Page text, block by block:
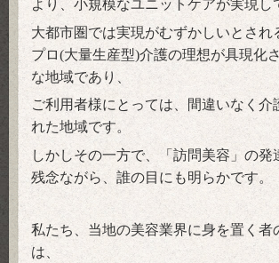
大都市圏では実現がむずかしいとされ
プロ(大量生産型)介護の理想が具現化
な地域であり、
ご利用者様にとっては、間違いなく介
れた地域です。
しかしその一方で、「訪問美容」の発
残念ながら、誰の目にも明らかです。
私たち、当地の美容業界に身を置く者
は、